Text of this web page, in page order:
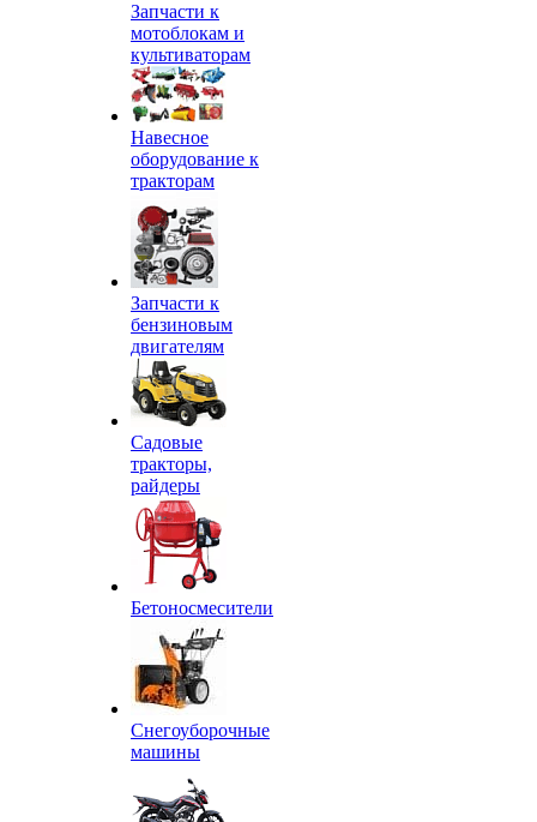
Запчасти к
мотоблокам и
культиваторам
Навесное
оборудование к
тракторам
Запчасти к
бензиновым
двигателям
Садовые
тракторы,
райдеры
Бетоносмесители
Снегоуборочные
машины